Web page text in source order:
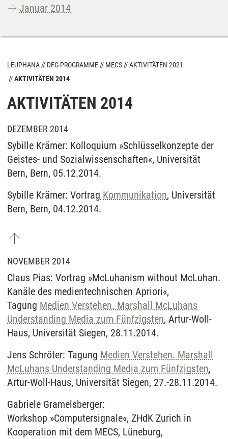
Januar 2014
LEUPHANA DFG-PROGRAMME MECS
AKTIVITÄTEN 2021
AKTIVITÄTEN 2014
AKTIVITÄTEN 2014
DEZEMBER 2014
Sybille Krämer: Kolloquium »Schlüsselkonzepte der
Geistes- und Sozialwissenschaften«, Universität
Bern, Bern, 05.12.2014.
Sybille Krämer: Vortrag Kommunikation, Universität
Bern, Bern, 04.12.2014.
NOVEMBER 2014
Claus Pias: Vortrag »McLuhanism without McLuhan.
Kanäle des medientechnischen Apriori«,
Tagung Medien Verstehen. Marshall McLuhans
Understanding Media zum Fünfzigsten, Artur-Woll-
Haus, Universität Siegen, 28.11.2014.
Jens Schröter: Tagung Medien Verstehen. Marshall
McLuhans Understanding Media zum Fünfzigsten,
Artur-Woll-Haus, Universität Siegen, 27.-28.11.2014.
Gabriele Gramelsberger:
Workshop »Computersignale«, ZHdK Zurich in
Kooperation mit dem MECS, Lüneburg,